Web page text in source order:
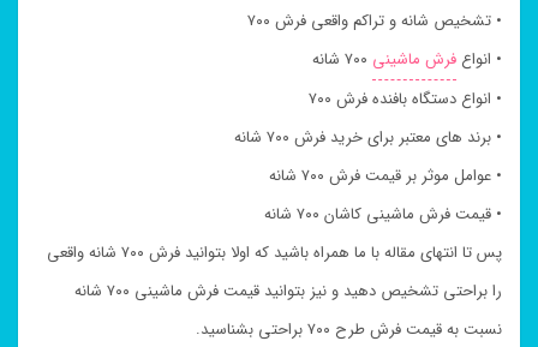
• تشخیص شانه و تراکم واقعی فرش ۷۰۰
• انواع فرش ماشینی
• انواع دستگاه بافنده فرش ۷۰۰
• برند های معتبر برای خرید فرش ۷۰۰ شانه
• عوامل موثر بر قیمت فرش ۷۰۰ شانه
• قیمت فرش ماشینی کاشان ۷۰۰ شانه
پس تا انتهای مقاله با ما همراه باشید که اولا بتوانید فرش ۷۰۰ شانه واقعی
را براحتی تشخیص دهید و نیز بتوانید قیمت فرش ماشینی ۷۰۰ شانه
نسبت به قیمت فرش طرح ۷۰۰ براحتی بشناسید.